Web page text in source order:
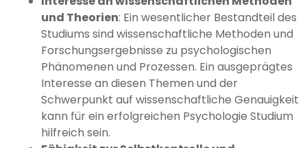
und Theorien: Ein wesentlicher Bestandteil des
Studiums sind wissenschaftliche Methoden und
Forschungsergebnisse zu psychologischen
Phänomenen und Prozessen. Ein ausgeprägtes
Interesse an diesen Themen und der
Schwerpunkt auf wissenschaftliche Genauigkeit
kann für ein erfolgreichen Psychologie Studium
hilfreich sein.